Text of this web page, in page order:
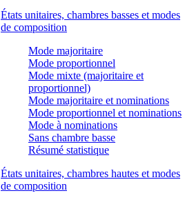
États unitaires, chambres basses et modes
de composition
Mode majoritaire
Mode proportionnel
Mode mixte (majoritaire et
proportionnel)
Mode majoritaire et nominations
Mode proportionnel et nominations
Mode à nominations
Sans chambre basse
Résumé statistique
États unitaires, chambres hautes et modes
de composition